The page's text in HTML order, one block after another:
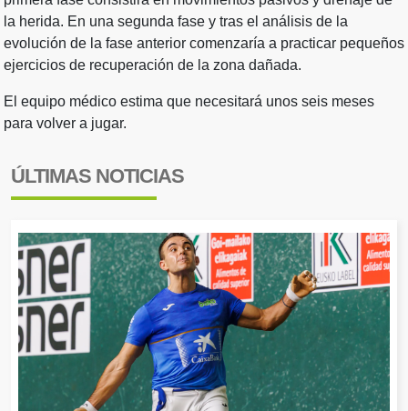
la herida. En una segunda fase y tras el análisis de la
evolución de la fase anterior comenzaría a practicar pequeños
ejercicios de recuperación de la zona dañada.
El equipo médico estima que necesitará unos seis meses
para volver a jugar.
ÚLTIMAS NOTICIAS